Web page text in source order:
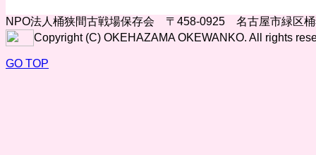
NPO法人桶狭間古戦場保存会 〒458-0925 名古屋市緑区桶
Copyright (C) OKEHAZAMA OKEWANKO. All rights
GO TOP